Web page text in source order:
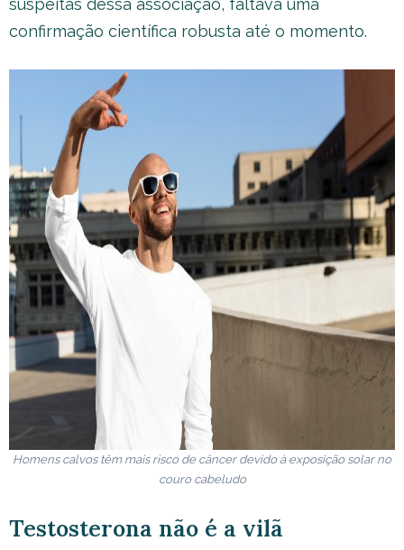
suspeitas dessa associação, faltava uma
confirmação científica robusta até o momento.
Homens calvos têm mais risco de câncer devido à exposição solar no
couro cabeludo
Testosterona não é a vilã